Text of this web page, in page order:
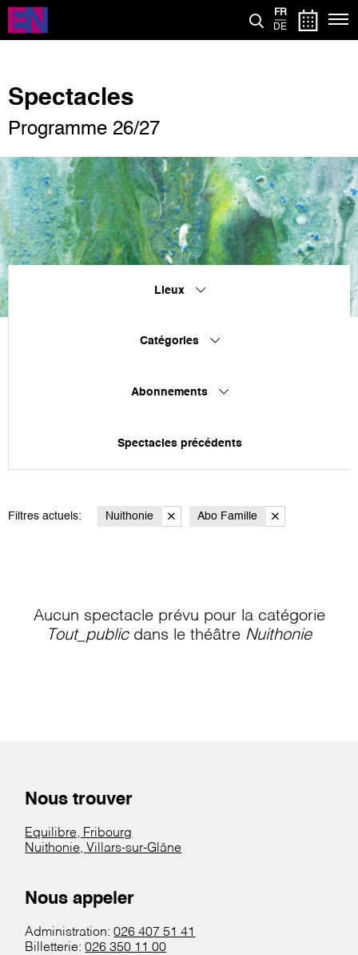
Aller
contenu
FR
DE
Spectacles
Programme 26/27
Lieux
Catégories
Abonnements
Spectacles précédents
Filtres actuels: Nuithonie Abo Famille
Aucun spectacle prévu pour la catégorie
Tout_publicdans le théâtre Nuithonie
Nous trouver
Equilibre, Fribourg
Nuithonie, Villars-sur-Glâne
Nous appeler
Administration:026 407 51 41
Billetterie:026 350 11 00